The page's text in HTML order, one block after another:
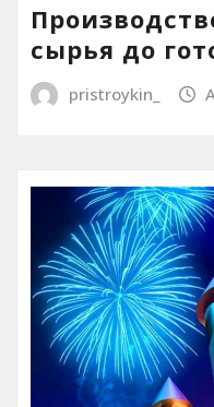
сырья до
pristroykin_